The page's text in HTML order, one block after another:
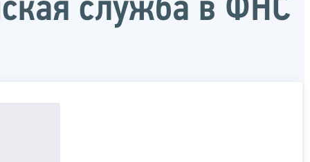
служба в ФНС